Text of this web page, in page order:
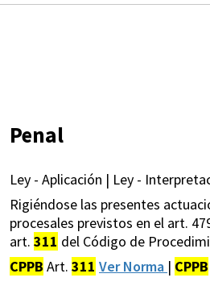
Penal
Ley - Aplicación | Ley -
Rigiéndose las presentes
procesales previstos en el art.
art. 311 del Código de
CPPB Art. 311 Ver Norma | CPPB